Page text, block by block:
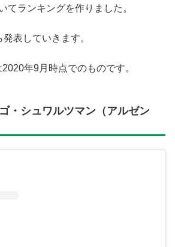
てランキングを作りました。
表していきます。
年9月時点でのものです。
・シュワルツマン（アルゼン